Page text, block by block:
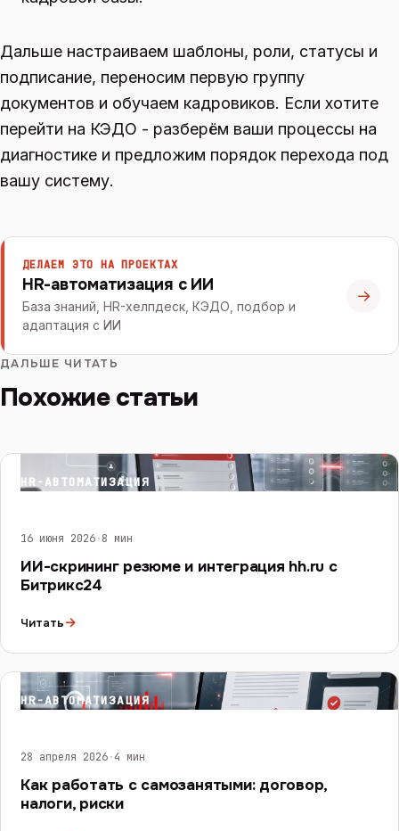
Дальше настраиваем шаблоны, роли, статусы и
подписание, переносим первую группу
документов и обучаем кадровиков. Если хотите
перейти на КЭДО - разберём ваши процессы на
диагностике и предложим порядок перехода под
вашу систему.
ДЕЛАЕМ ЭТО НА ПРОЕКТАХ
HR-автоматизация с ИИ
База знаний, HR-хелпдеск, КЭДО, подбор и
адаптация с ИИ
→
ДАЛЬШЕ ЧИТАТЬ
Похожие статьи
HR-АВТОМАТИЗАЦИЯ
16 июня 2026·8 мин
ИИ-скрининг резюме и интеграция hh.ru с
Битрикс24
Читать→
HR-АВТОМАТИЗАЦИЯ
28 апреля 2026·4 мин
Как работать с самозанятыми: договор,
налоги, риски